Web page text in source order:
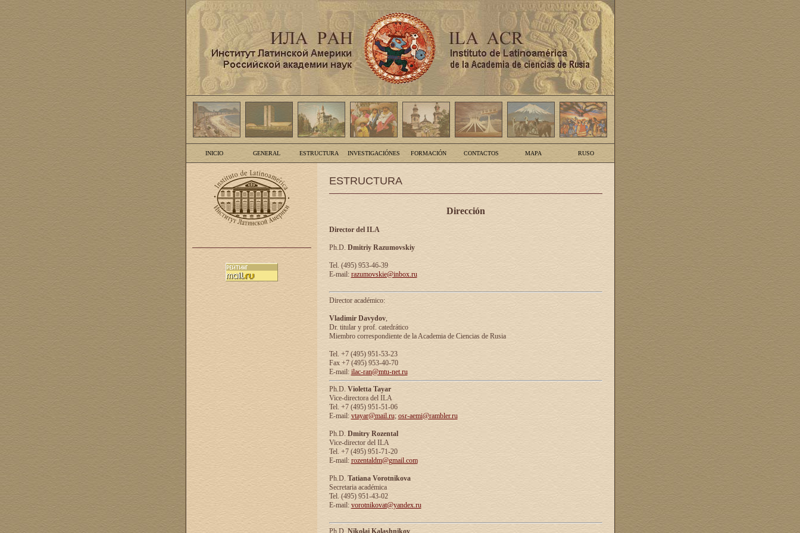
INICIO GENERAL ESTRUCTURA INVESTIGACIÓNES FORMACIÓN CONTACTOS MAPA RUSO
ESTRUCTURA
Dirección
Director del ILA
Ph.D. Dmitriy Razumovskiy
Tel. (495) 953-46-39
E-mail: razumovskie@inbox.ru
Director académico:
Vladimir Davydov,
Dr. titular y prof. catedrático
Miembro correspondiente de la Academia de Ciencias de Rusia
Tel. +7 (495) 951-53-23
Fax +7 (495) 953-40-70
E-mail: ilac-ran@mtu-net.ru
Ph.D. Violetta Tayar
Vice-directora del ILA
Tel. +7 (495) 951-51-06
E-mail: vtayar@mail.ru; osr-aemi@rambler.ru
Ph.D. Dmitry Rozental
Vice-director del ILA
Tel. +7 (495) 951-71-20
E-mail: rozentaldm@gmail.com
Ph.D. Tatiana Vorotnikova
Secretaria académica
Tel. (495) 951-43-02
E-mail: vorotnikovat@yandex.ru
Ph.D. Nikolai Kalashnikov